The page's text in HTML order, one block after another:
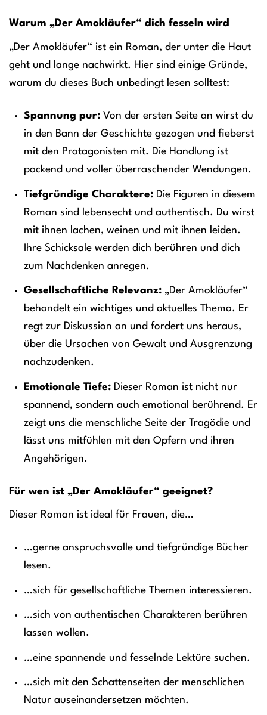
Warum „Der Amokläufer“ dich fesseln wird
„Der Amokläufer“ ist ein Roman, der unter die Haut
geht und lange nachwirkt. Hier sind einige Gründe,
warum du dieses Buch unbedingt lesen solltest:
Spannung pur:Von der ersten Seite an wirst du
in den Bann der Geschichte gezogen und fieberst
mit den Protagonisten mit. Die Handlung ist
packend und voller überraschender Wendungen.
Tiefgründige Charaktere:Die Figuren in diesem
Roman sind lebensecht und authentisch. Du wirst
mit ihnen lachen, weinen und mit ihnen leiden.
Ihre Schicksale werden dich berühren und dich
zum Nachdenken anregen.
Gesellschaftliche Relevanz:„Der Amokläufer“
behandelt ein wichtiges und aktuelles Thema. Er
regt zur Diskussion an und fordert uns heraus,
über die Ursachen von Gewalt und Ausgrenzung
nachzudenken.
Emotionale Tiefe:Dieser Roman ist nicht nur
spannend, sondern auch emotional berührend. Er
zeigt uns die menschliche Seite der Tragödie und
lässt uns mitfühlen mit den Opfern und ihren
Angehörigen.
Für wen ist „Der Amokläufer“ geeignet?
Dieser Roman ist ideal für Frauen, die…
…gerne anspruchsvolle und tiefgründige Bücher
lesen.
…sich für gesellschaftliche Themen interessieren.
…sich von authentischen Charakteren berühren
lassen wollen.
…eine spannende und fesselnde Lektüre suchen.
…sich mit den Schattenseiten der menschlichen
Natur auseinandersetzen möchten.